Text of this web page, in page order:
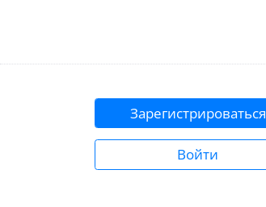
Зарегистрироваться
Войти